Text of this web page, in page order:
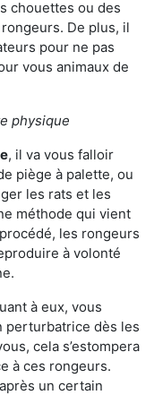
chouettes ou des
De plus, il
pour ne pas
vous animaux de
physique
, il va vous falloir
piège à palette, ou
les rats et les
méthode qui vient
les rongeurs
à volonté
à eux, vous
perturbatrice dès les
cela s’estompera
à ces rongeurs.
un certain